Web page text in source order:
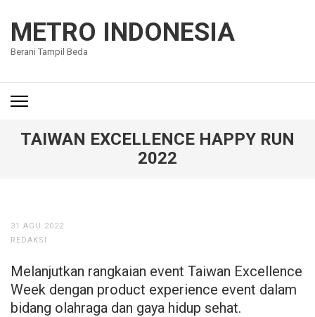
konten
(Tekan
METRO INDONESIA
Berani Tampil Beda
TAIWAN EXCELLENCE HAPPY RUN
2022
31 AGU 2022
REDAKSI
Melanjutkan rangkaian event Taiwan Excellence
Week dengan product experience event dalam
bidang olahraga dan gaya hidup sehat.